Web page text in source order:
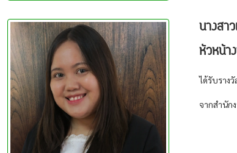
นางสา
หัวหน้า
ได้รับราง
จากสำนัก